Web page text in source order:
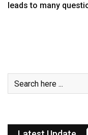
leads to many